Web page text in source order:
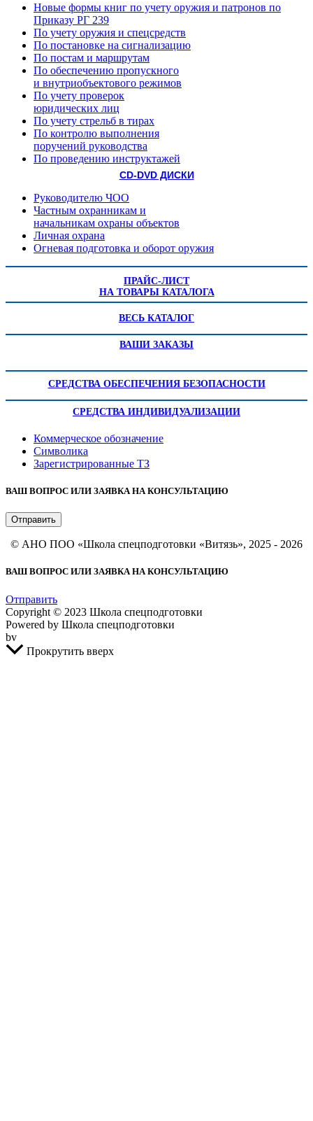
Новые формы книг по учету оружия и патронов по
Приказу РГ 239
По учету оружия и спецсредств
По постановке на сигнализацию
По постам и маршрутам
По обеспечению пропускного
и внутриобъектового режимов
По учету проверок
юридических лиц
По учету стрельб в тирах
По контролю выполнения
поручений руководства
По проведению инструктажей
CD-DVD ДИСКИ
Руководителю ЧОО
Частным охранникам и
начальникам охраны объектов
Личная охрана
Огневая подготовка и оборот оружия
ПРАЙС-ЛИСТ
НА ТОВАРЫ КАТАЛОГА
ВЕСЬ КАТАЛОГ
ВАШИ ЗАКАЗЫ
СРЕДСТВА ОБЕСПЕЧЕНИЯ БЕЗОПАСНОСТИ
СРЕДСТВА ИНДИВИДУАЛИЗАЦИИ
Коммерческое обозначение
Символика
Зарегистрированные ТЗ
ВАШ ВОПРОС ИЛИ ЗАЯВКА НА КОНСУЛЬТАЦИЮ
Отправить
© АНО ПОО «Школа спецподготовки «Витязь», 2025 - 2026
ВАШ ВОПРОС ИЛИ ЗАЯВКА НА КОНСУЛЬТАЦИЮ
Отправить
Copyright © 2023 Школа спецподготовки
Powered by Школа спецподготовки
bv
Прокрутить вверх